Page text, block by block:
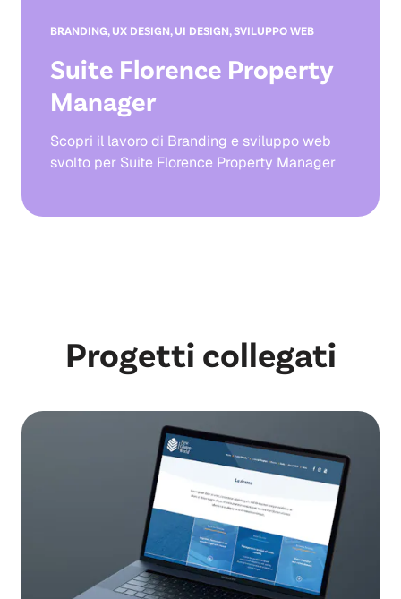
BRANDING, UX DESIGN, UI DESIGN, SVILUPPO WEB
Suite Florence Property
Manager
Scopri il lavoro di Branding e sviluppo web
svolto per Suite Florence Property Manager
Progetti collegati